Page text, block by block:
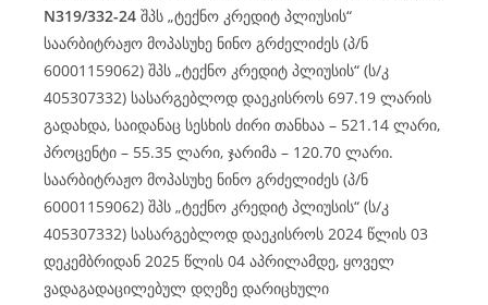
N319/332-24 შპს „ტექნო კრედიტ პლიუსის“
საარბიტრაჟო მოპასუხე ნინო გრძელიძეს (პ/ნ
60001159062) შპს „ტექნო კრედიტ პლიუსის“ (ს/კ
405307332) სასარგებლოდ დაეკისროს 697.19 ლარის
გადახდა, საიდანაც სესხის ძირი თანხაა – 521.14 ლარი,
პროცენტი – 55.35 ლარი, ჯარიმა – 120.70 ლარი.
საარბიტრაჟო მოპასუხე ნინო გრძელიძეს (პ/ნ
60001159062) შპს „ტექნო კრედიტ პლიუსის“ (ს/კ
405307332) სასარგებლოდ დაეკისროს 2024 წლის 03
დეკემბრიდან 2025 წლის 04 აპრილამდე, ყოველ
ვადაგადაცილებულ დღეზე დარიცხული